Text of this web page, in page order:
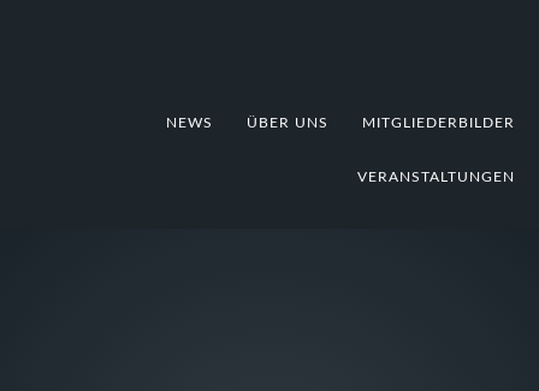
NEWS ÜBER UNS MITGLIEDERBILDER
VERANSTALTUNGEN